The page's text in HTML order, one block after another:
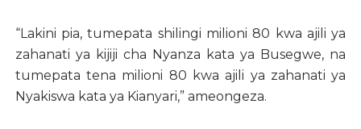
“Lakini pia, tumepata shilingi milioni 80 kwa ajili ya
zahanati ya kijiji cha Nyanza kata ya Busegwe, na
tumepata tena milioni 80 kwa ajili ya zahanati ya
Nyakiswa kata ya Kianyari,” ameongeza.